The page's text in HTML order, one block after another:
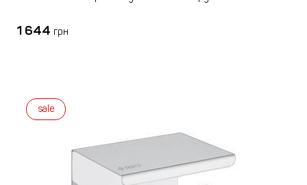
1 644 грн
sale